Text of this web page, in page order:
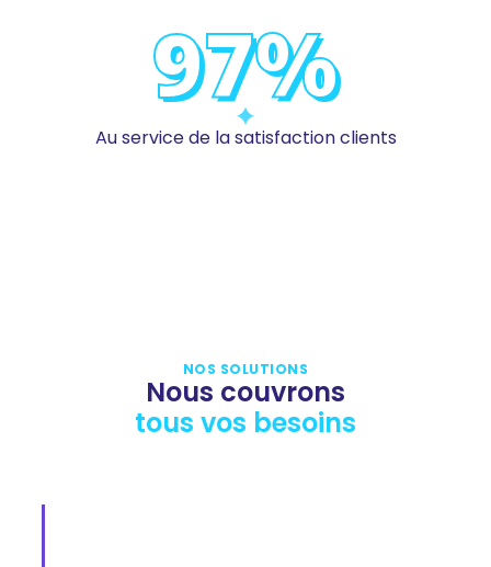
97%
Au service de la satisfaction clients
NOS SOLUTIONS
Nous couvrons
tous vos besoins